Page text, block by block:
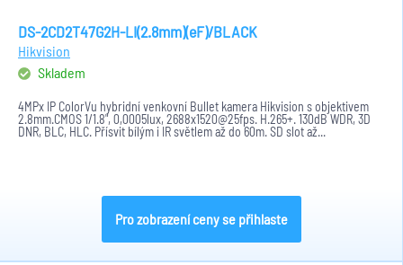
DS-2CD2T47G2H-LI(2.8mm)(eF)/BLACK
Hikvision
Skladem
4MPx IP ColorVu hybridní venkovní Bullet kamera Hikvision s objektivem
2.8mm.CMOS 1/1.8", 0,0005lux, 2688x1520@25fps. H.265+. 130dB WDR, 3D
DNR, BLC, HLC. Přísvit bílým i IR světlem až do 60m. SD slot až...
Pro zobrazení ceny se přihlaste